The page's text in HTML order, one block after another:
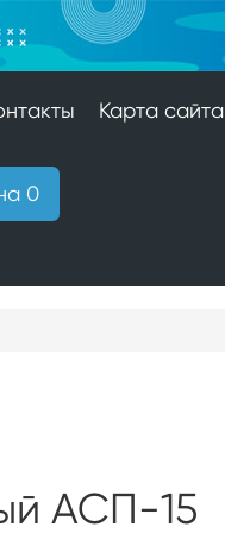
Карта сайта
0
АСП-15